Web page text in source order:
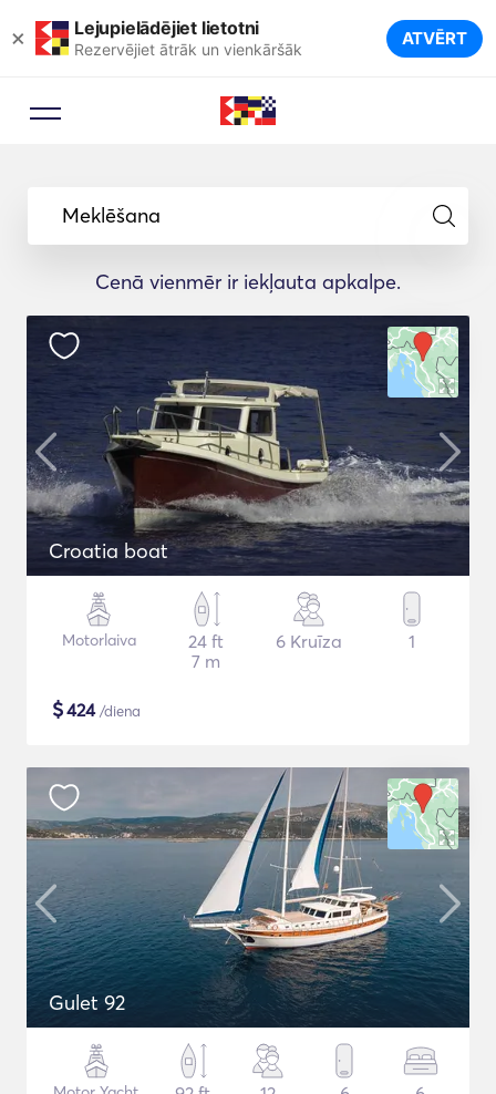
× Lejupielādējiet lietotni
Rezervējiet ātrāk un vienkāršāk ATVĒRT
Meklēšana
Cenā vienmēr ir iekļauta apkalpe.
Croatia boat
Motorlaiva
24 ft
7 m
6 Kruīza 1
$424/diena
Gulet 92